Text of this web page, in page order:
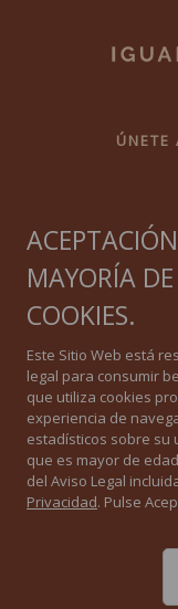
ÚNETE
El Consejo Regulador
MAYORÍA
COOKIES.
Este Sitio Web está
legal para consumir
que utiliza cookies
experiencia de
estadísticos sobre su
que es mayor de
del Aviso Legal
Privacidad. Pulse